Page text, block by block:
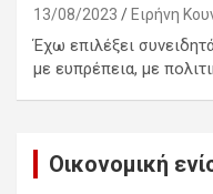
13/08/2023 Ειρήνη
Έχω επιλέξει
με ευπρέπεια, με
Οικονομική